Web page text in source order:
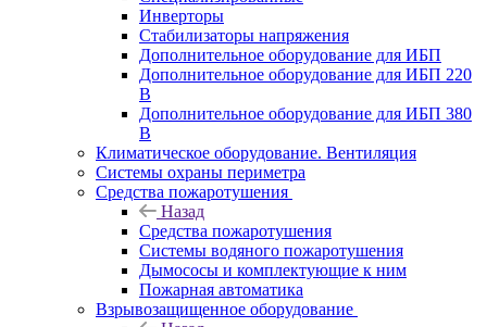
Инверторы
Стабилизаторы напряжения
Дополнительное оборудование для ИБП
Дополнительное оборудование для ИБП 220
В
Дополнительное оборудование для ИБП 380
В
Климатическое оборудование. Вентиляция
Системы охраны периметра
Средства пожаротушения
Назад
Средства пожаротушения
Системы водяного пожаротушения
Дымососы и комплектующие к ним
Пожарная автоматика
Взрывозащищенное оборудование